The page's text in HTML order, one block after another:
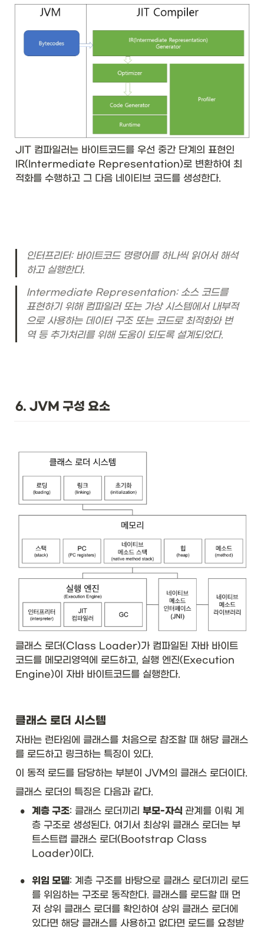
JIT 컴파일러는 바이트코드를 우선 중간 단계의 표현인
IR(Intermediate Representation)로 변환하여 최
적화를 수행하고 그 다음 네이티브 코드를 생성한다.
인터프리터: 바이트코드 명령어를 하나씩 읽어서 해석
하고 실행한다.
Intermediate Representation: 소스 코드를
표현하기 위해 컴파일러 또는 가상 시스템에서 내부적
으로 사용하는 데이터 구조 또는 코드로 최적화와 번
역 등 추가처리를 위해 도움이 되도록 설계되었다.
6. JVM 구성 요소
클래스 로더(Class Loader)가 컴파일된 자바 바이트
코드를 메모리영역에 로드하고, 실행 엔진(Execution
Engine)이 자바 바이트코드를 실행한다.
클래스 로더 시스템
자바는 런타임에 클래스를 처음으로 참조할 때 해당 클래스
를 로드하고 링크하는 특징이 있다.
클래스 로더의 특징은 다음과 같다.
• 계층 구조: 클래스 로더끼리 부모-자식 관계를 이뤄 계
층 구조로 생성된다. 여기서 최상위 클래스 로더는 부
트스트랩 클래스 로더(Bootstrap Class
Loader)이다.
• 위임 모델: 계층 구조를 바탕으로 클래스 로더끼리 로드
를 위임하는 구조로 동작한다. 클래스를 로드할 때 먼
저 상위 클래스 로더를 확인하여 상위 클래스 로더에
있다면 해당 클래스를 사용하고 없다면 로드를 요청받